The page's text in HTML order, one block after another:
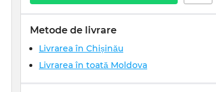
Metode de livrare
Livrarea în Chișinău
Livrarea în toată Moldova